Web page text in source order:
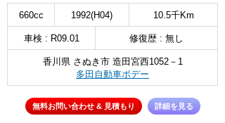
660cc 1992(H04) 10.5千Km
車検 : R09.01 修復歴 : 無し
香川県 さぬき市 造田宮西1052－1
多田自動車ボデー
無料お問い合わせ & 見積もり 詳細を見る